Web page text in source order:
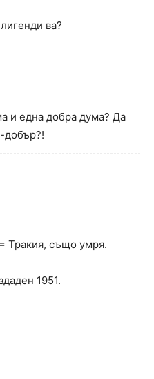
ва?
и една добра дума? Да
добър?!
Тракия, също умря.
1951.